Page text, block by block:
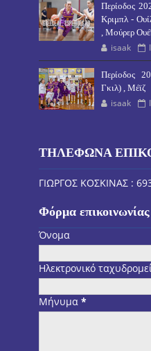
Περίοδος
Κριμπλ -
, Μούρερ
isaak
Περίοδος
Γκιλ) , Μέϊζ
isaak
ΤΗΛΕΦΩΝΑ
ΓΙΩΡΓΟΣ ΚΟΣΚΙΝΑΣ :
Φόρμα επικοινωνίας
Όνομα
Ηλεκτρονικό
Μήνυμα*